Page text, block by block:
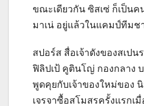
ขณะเดียวกัน ซิสเซ่ ก็เป็นค
มาเน่ อยู่แล้วในแคมป์ทีมช
สปอร์ส สื่อเจ้าดังของสเปน
ฟิลิปเป้ คูตินโญ่ กองกลาง
พูดคุยกับเจ้าของใหม่ของ
เจรจาซื้อสโมสรครั้งแรกเ